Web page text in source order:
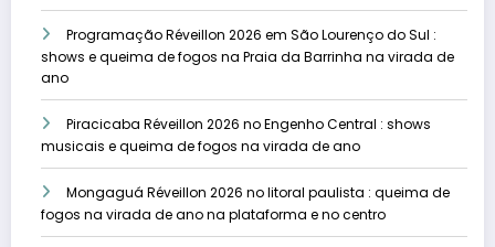
Programação Réveillon 2026 em São Lourenço do Sul :
shows e queima de fogos na Praia da Barrinha na virada de
ano
Piracicaba Réveillon 2026 no Engenho Central : shows
musicais e queima de fogos na virada de ano
Mongaguá Réveillon 2026 no litoral paulista : queima de
fogos na virada de ano na plataforma e no centro